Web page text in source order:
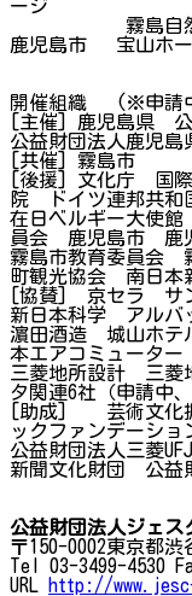
ージ
霧島自然ふ
鹿児島市 宝山ホー
開催組織 (※申請
[主催] 鹿児島県 公
公益財団法人鹿児島
[共催] 霧島市
[後援] 文化庁 国
院 ドイツ連邦共和
在日ベルギー大使
員会 鹿児島市 鹿
霧島市教育委員会
町観光協会 南日本
[協賛] 京セラ サ
新日本科学 アルバ
濵田酒造 城山ホ
本エアコミュータ
三菱地所設計 三菱
タ関連6社（申請中
[助成] 芸術文化
ックファンデーシ
公益財団法人三菱
新聞文化財団 公益
公益財団法人ジェス
〒150-0002東京都
Tel 03-3499-4530
URL
http://